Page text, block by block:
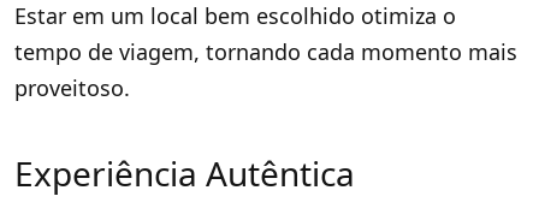
Estar em um local bem escolhido otimiza o
tempo de viagem, tornando cada momento mais
proveitoso.
Experiência Autêntica